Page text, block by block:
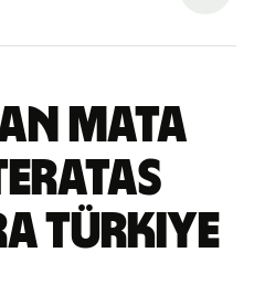
mata
Türkiye